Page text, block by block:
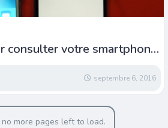
consulter votre smartphone
septembre 6, 2016
more pages left to load.